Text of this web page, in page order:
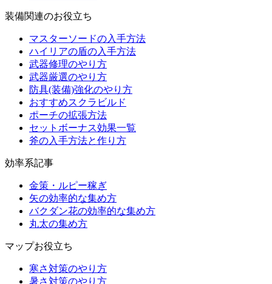
装備関連のお役立ち
マスターソードの入手方法
ハイリアの盾の入手方法
武器修理のやり方
武器厳選のやり方
防具(装備)強化のやり方
おすすめスクラビルド
ポーチの拡張方法
セットボーナス効果一覧
斧の入手方法と作り方
効率系記事
金策・ルピー稼ぎ
矢の効率的な集め方
バクダン花の効率的な集め方
丸太の集め方
マップお役立ち
寒さ対策のやり方
暑さ対策のやり方